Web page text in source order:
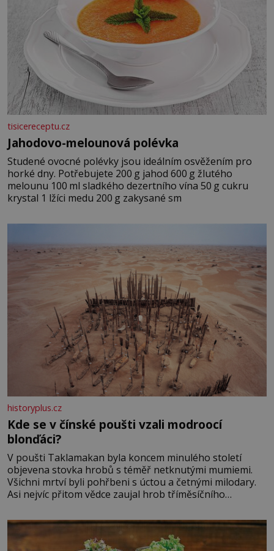
tisicereceptu.cz
Jahodovo-melounová polévka
Studené ovocné polévky jsou ideálním osvěžením pro
horké dny. Potřebujete 200 g jahod 600 g žlutého
melounu 100 ml sladkého dezertního vína 50 g cukru
krystal 1 lžíci medu 200 g zakysané sm
historyplus.cz
Kde se v čínské poušti vzali modroocí
blonďáci?
V poušti Taklamakan byla koncem minulého století
objevena stovka hrobů s téměř netknutými mumiemi.
Všichni mrtví byli pohřbeni s úctou a četnými milodary.
Asi nejvíc přitom vědce zaujal hrob tříměsíčního
blonďaté vlásky. Fakt, že jsou těla dávných lidí nesmírně
dobře zachovalá, přičítají odborníci zdejším klimatickým
podmínkám. Sucho, prosolené písky a extrémně